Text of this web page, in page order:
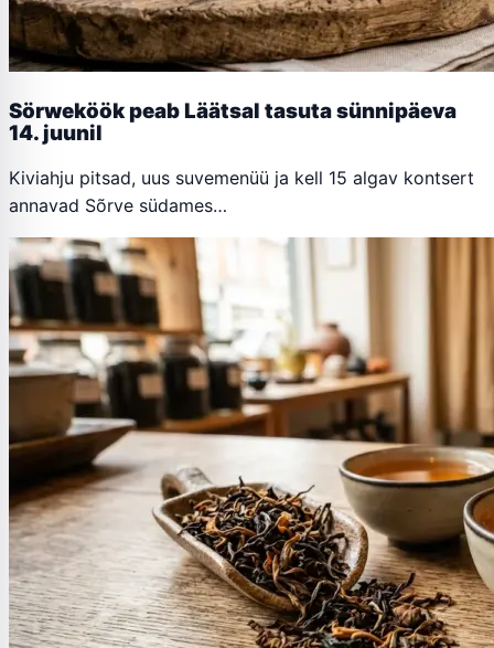
Sörweköök peab Läätsal tasuta sünnipäeva
14. juunil
Kiviahju pitsad, uus suvemenüü ja kell 15 algav kontsert
annavad Sõrve südames…